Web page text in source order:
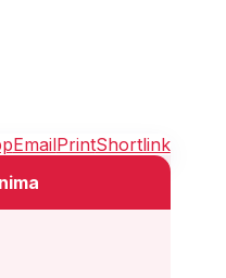
EmailPrintShortlink